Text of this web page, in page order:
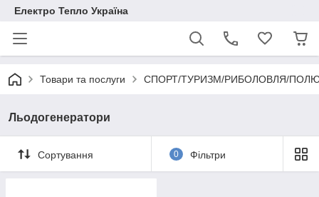
Електро Тепло Україна
Товари та послуги СПОРТ/ТУРИЗМ/РИБОЛОВЛЯ/
Льодогенератори
Сортування 0 Фільтри